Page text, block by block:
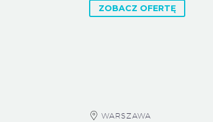
ZOBACZ OFERTĘ
WARSZAWA